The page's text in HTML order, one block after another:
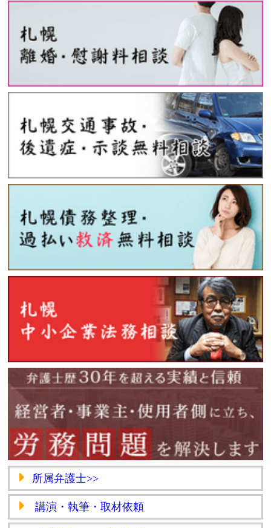
所属弁護士>>
講演・執筆・取材依頼